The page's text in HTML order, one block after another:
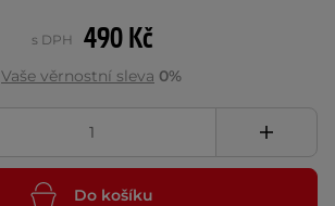
490 Kč
s DPH
Vaše věrnostní sleva 0%
Do košíku